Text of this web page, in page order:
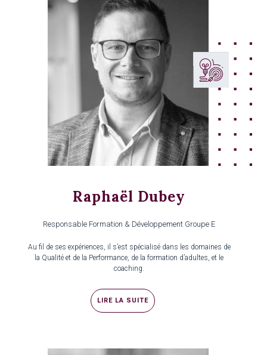
Raphaël Dubey
Responsable Formation & Développement Groupe E
Au fil de ses expériences, il s’est spécialisé dans les domaines de
la Qualité et de la Performance, de la formation d’adultes, et le
coaching.
LIRE LA SUITE